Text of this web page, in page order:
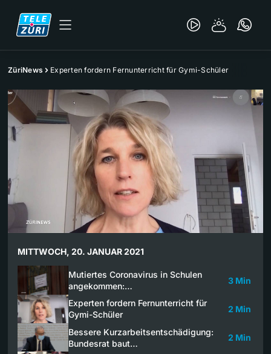
ZüriNews Experten fordern Fernunterricht für Gymi-Schüler
MITTWOCH, 20. JANUAR 2021
Mutiertes Coronavirus in Schulen
angekommen:…
3 Min
Experten fordern Fernunterricht für
Gymi-Schüler
2 Min
Bessere Kurzarbeitsentschädigung:
Bundesrat baut…
2 Min